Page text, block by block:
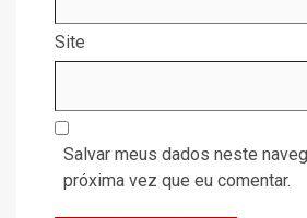
Site
Salvar meus dados neste
próxima vez que eu comentar.